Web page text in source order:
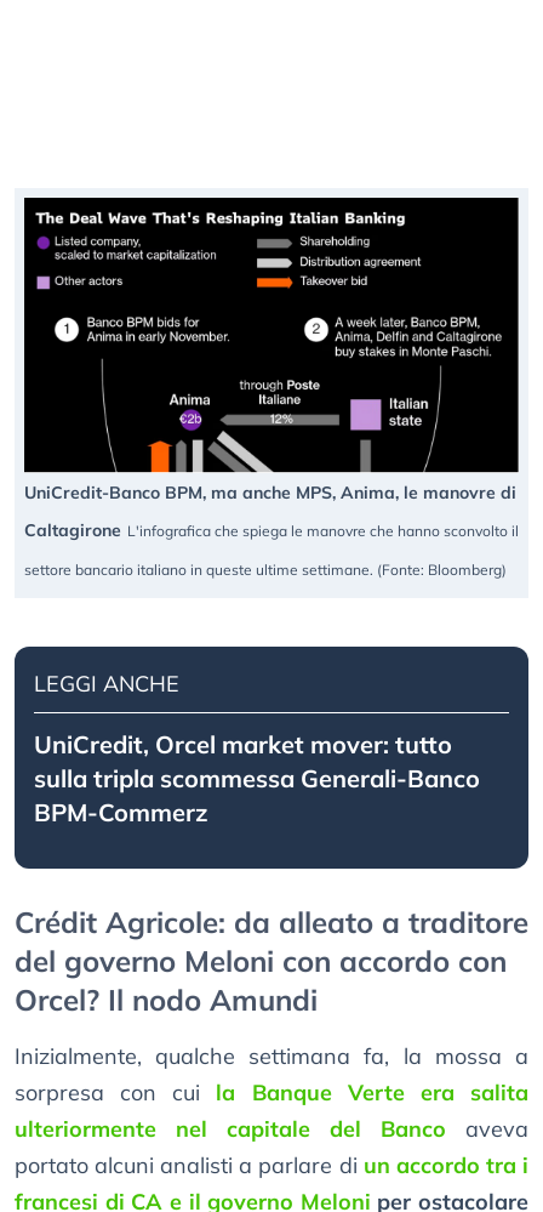
UniCredit-Banco BPM, ma anche MPS, Anima, le manovre di
Caltagirone L'infografica che spiega le manovre che hanno sconvolto il
settore bancario italiano in queste ultime settimane. (Fonte: Bloomberg)
LEGGI ANCHE
UniCredit, Orcel market mover: tutto
sulla tripla scommessa Generali-Banco
BPM-Commerz
Crédit Agricole: da alleato a traditore
del governo Meloni con accordo con
Orcel? Il nodo Amundi
Inizialmente, qualche settimana fa, la mossa a
sorpresa con cui la Banque Verte era salita
ulteriormente nel capitale del Banco aveva
portato alcuni analisti a parlare di un accordo tra i
francesi di CA e il governo Meloni per ostacolare